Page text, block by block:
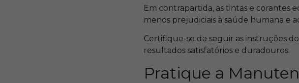
Em contrapartida, as tintas e corantes
menos prejudiciais à saúde humana e
Certifique-se de seguir as instruções
resultados satisfatórios e duradouros.
Pratique a